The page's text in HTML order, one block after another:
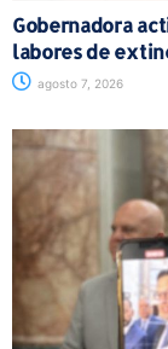
Gobernadora
labores de
agosto 7, 2026